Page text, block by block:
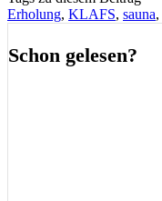
Erholung, KLAFS, sauna,
Schon gelesen?